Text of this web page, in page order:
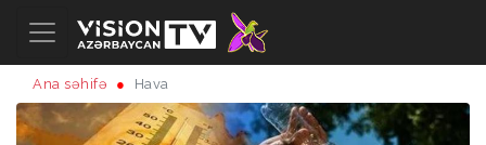
Ana səhifə Hava